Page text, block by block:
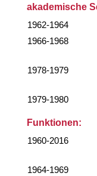
akademische
1962-1964
1966-1968
1978-1979
1979-1980
Funktionen:
1960-2016
1964-1969